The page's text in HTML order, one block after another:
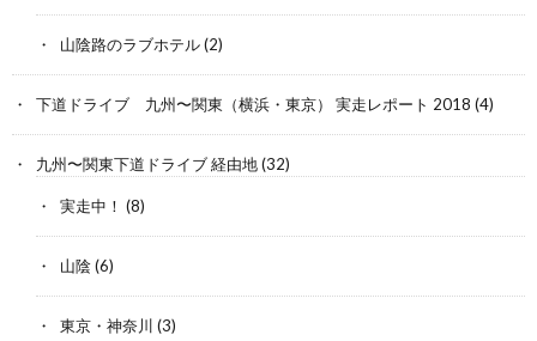
山陰路のラブホテル(2)
下道ドライブ 九州〜関東（横浜・東京） 実走レポート 2018 (4)
九州〜関東下道ドライブ 経由地(32)
実走中！ (8)
山陰(6)
東京・神奈川 (3)